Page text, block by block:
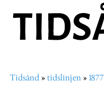
hovedinnhold
Navigasjonssti
Tidsånd tidslinjen 1877